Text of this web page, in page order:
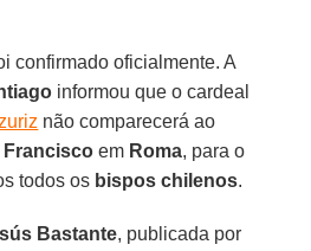
confirmado oficialmente. A
informou que o cardeal
não comparecerá ao
Francisco em Roma, para o
todos os bispos chilenos.
Bastante, publicada por